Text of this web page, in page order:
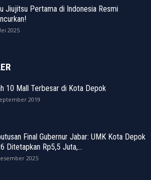
Jiujitsu Pertama di Indonesia Resmi
2025
10 Mall Terbesar di Kota Depok
2019
Final Gubernur Jabar: UMK Kota Depok
Ditetapkan Rp5,5 Juta,...
2025